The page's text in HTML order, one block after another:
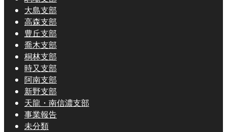
大島支部
高森支部
豊丘支部
喬木支部
桐林支部
時又支部
阿南支部
新野支部
天龍・南信濃支部
事業報告
未分類